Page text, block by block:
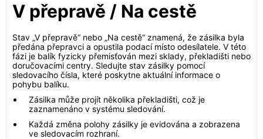
V přepravě / Na cestě
Stav „V přepravě“ nebo „Na cestě“ znamená, že zásilka byla
předána přepravci a opustila podací místo odesílatele. V této
fázi je balík fyzicky přemisťován mezi sklady, překladišti nebo
doručovacími centry. Sledujte stav zásilky pomocí
sledovacího čísla, které poskytne aktuální informace o
pohybu balíku.
Zásilka může projít několika překladišti, což je
zaznamenáno v systému sledování.
Každá změna polohy zásilky je evidována a zobrazena
ve sledovacím rozhraní.